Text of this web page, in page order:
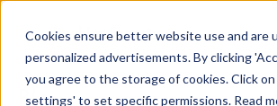
Cookies ensure better website use and are
personalized advertisements. By clicking
you agree to the storage of cookies. Click
settings' to set specific permissions. Read
Demo
Demo
Platform
Blog